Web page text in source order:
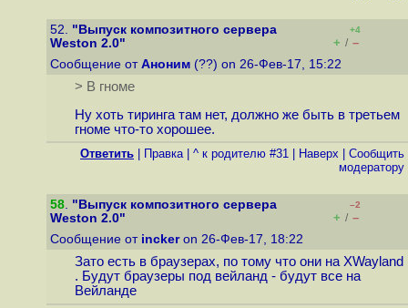
52. "Выпуск композитного сервера
Weston 2.0"
+4
+ / –
Сообщение от Аноним (??) on 26-Фев-17, 15:22
> В гноме
Ну хоть тиринга там нет, должно же быть в третьем
гноме что-то хорошее.
Ответить Правка| ^ к родителю #31 Наверх
Cообщить
модератору
58. "Выпуск композитного сервера
Weston 2.0"
–2
+ / –
Сообщение от inckeron 26-Фев-17, 18:22
Зато есть в браузерах, по тому что они на XWayland
. Будут браузеры под вейланд - будут все на
Вейланде